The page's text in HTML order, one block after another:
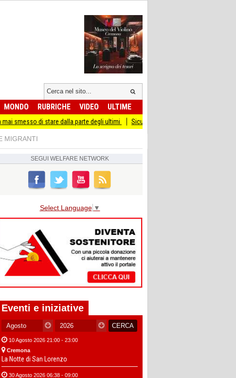
MONDO RUBRICHE VIDEO ULTIME
di stare dalla parte degli ultimi Sicurezza I Giovani Democratici ribattono ai
MIGRANTI
SEGUI WELFARE NETWORK
Select Language ▼
Eventi e iniziative
10 Agosto 2026 21:00 - 23:00
Cremona
La Notte di San Lorenzo
30 Agosto 2026 06:38 - 09:00